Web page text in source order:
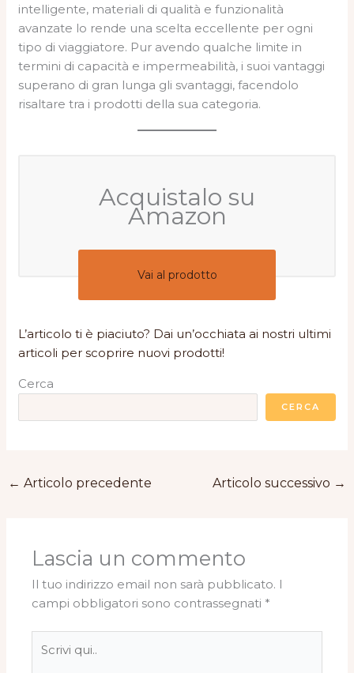
intelligente, materiali di qualità e funzionalità
avanzate lo rende una scelta eccellente per ogni
tipo di viaggiatore. Pur avendo qualche limite in
termini di capacità e impermeabilità, i suoi vantaggi
superano di gran lunga gli svantaggi, facendolo
risaltare tra i prodotti della sua categoria.
Acquistalo su
Amazon
Vai al prodotto
L’articolo ti è piaciuto? Dai un’occhiata ai nostri ultimi
articoli per scoprire nuovi prodotti!
Cerca
CERCA
← Articolo precedente Articolo successivo →
Lascia un commento
Il tuo indirizzo email non sarà pubblicato. I
campi obbligatori sono contrassegnati *
qui..